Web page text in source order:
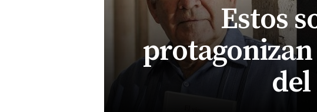
Estos
protagonizan